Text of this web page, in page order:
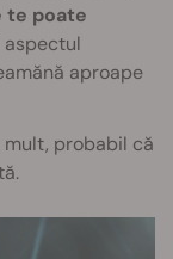
te poate
aspectul
aproape
probabil că